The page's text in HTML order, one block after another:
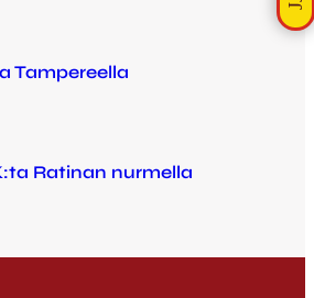
Tampereella
Ratinan nurmella